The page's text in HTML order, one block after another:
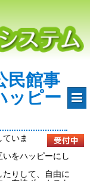
民館事
ッピー
ていま
をハッピーにし
りして、自由に